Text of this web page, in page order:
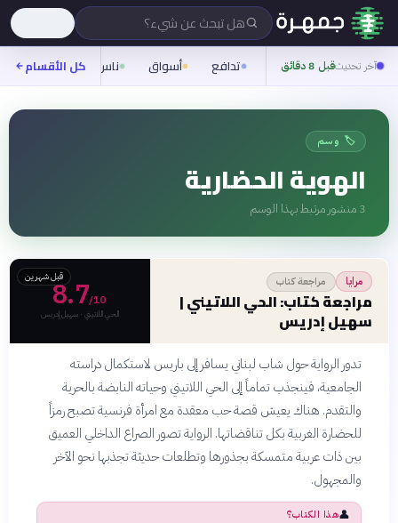
هل تبحث عن شيء؟
آخر تحديثقبل 8 دقائق تدافع أسواق ناس روح
كل الأقسام
🏷️ وسم
الهوية الحضارية
3 منشور مرتبط بهذا الوسم
مرايا مراجعة كتاب
مراجعة كتاب: الحي اللاتيني |
سهيل إدريس
قبل شهرين8.7/10
الحي اللاتيني · سهيل إدريس
تدور الرواية حول شاب لبناني يسافر إلى باريس لاستكمال دراسته
الجامعية، فينجذب تماماً إلى الحي اللاتيني وحياته النابضة بالحرية
والتقدم. هناك يعيش قصة حب معقدة مع امرأة فرنسية تصبح رمزاً
للحضارة الغربية بكل تناقضاتها. الرواية تصور الصراع الداخلي العميق
بين ذات عربية متمسكة بجذورها وتطلعات حديثة تجذبها نحو الآخر
والمجهول.
👤هذا الكتاب؟